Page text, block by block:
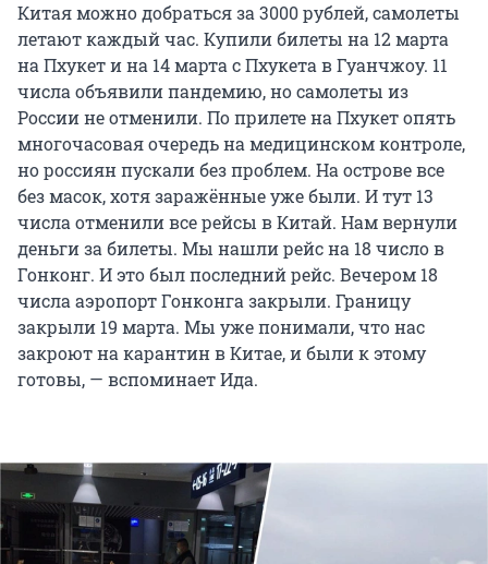
Китая можно добраться за 3000 рублей, самолеты
летают каждый час. Купили билеты на 12 марта
на Пхукет и на 14 марта с Пхукета в Гуанчжоу. 11
числа объявили пандемию, но самолеты из
России не отменили. По прилете на Пхукет опять
многочасовая очередь на медицинском контроле,
но россиян пускали без проблем. На острове все
без масок, хотя заражённые уже были. И тут 13
числа отменили все рейсы в Китай. Нам вернули
деньги за билеты. Мы нашли рейс на 18 число в
Гонконг. И это был последний рейс. Вечером 18
числа аэропорт Гонконга закрыли. Границу
закрыли 19 марта. Мы уже понимали, что нас
закроют на карантин в Китае, и были к этому
готовы, — вспоминает Ида.